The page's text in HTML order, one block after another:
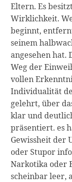
Eltern. Es
Wirklichkeit.
beginnt,
seinem
angesehen hat.
Weg der
vollen
Individualität
gelehrt, über
klar und
präsentiert. es
Gewissheit der
oder Stupor
Narkotika oder
scheinbar leer,